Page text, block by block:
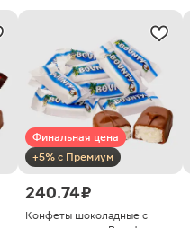
Финальная цена
+5% с Премиум
240.74 ₽
Конфеты шоколадные с